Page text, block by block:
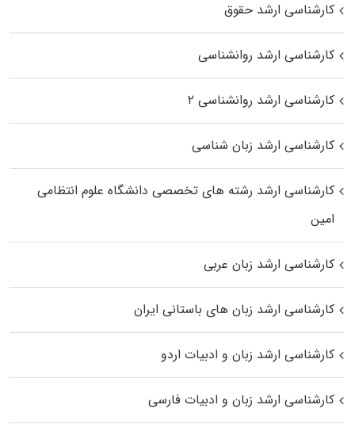
کارشناسی ارشد حقوق
کارشناسی ارشد روانشناسی
کارشناسی ارشد روانشناسی ۲
کارشناسی ارشد زبان شناسی
کارشناسی ارشد رﺷﺘﻪ ﻫﺎی تخصصی داﻧﺸﮕﺎه ﻋﻠﻮم انتظامی
اﻣﻴﻦ
کارشناسی ارشد زبان عربی
کارشناسی ارشد زبان‌ های باستانی ایران
کارشناسی ارشد زبان و ادبیات اردو
کارشناسی ارشد زبان و ادبیات فارسی